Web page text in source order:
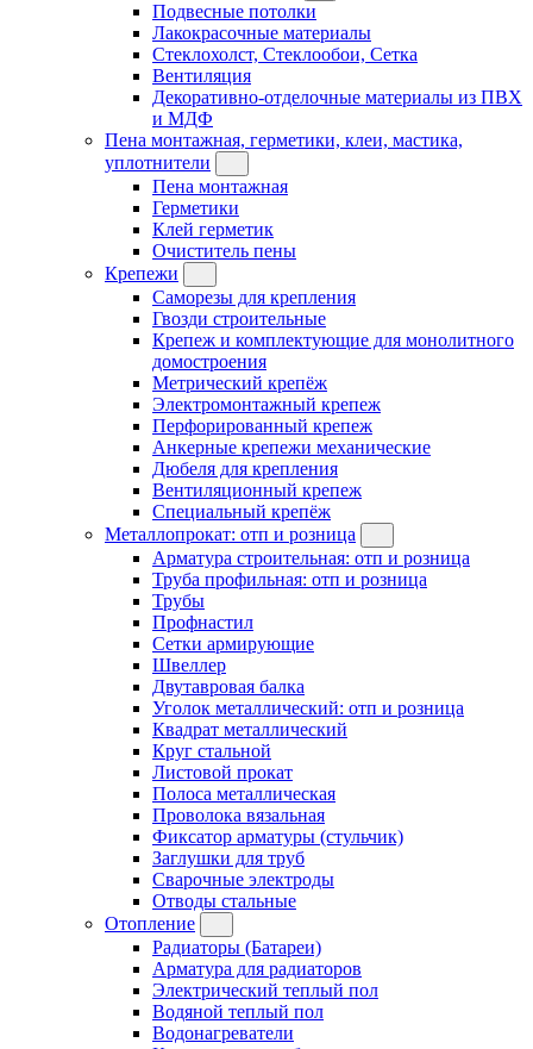
Подвесные потолки
Лакокрасочные материалы
Стеклохолст, Стеклообои, Сетка
Вентиляция
Декоративно-отделочные материалы из ПВХ
и МДФ
Пена монтажная, герметики, клеи, мастика,
уплотнители
Пена монтажная
Герметики
Клей герметик
Очиститель пены
Крепежи
Саморезы для крепления
Гвозди строительные
Крепеж и комплектующие для монолитного
домостроения
Метрический крепёж
Электромонтажный крепеж
Перфорированный крепеж
Анкерные крепежи механические
Дюбеля для крепления
Вентиляционный крепеж
Специальный крепёж
Металлопрокат: отп и розница
Арматура строительная: отп и розница
Труба профильная: отп и розница
Трубы
Профнастил
Сетки армирующие
Швеллер
Двутавровая балка
Уголок металлический: отп и розница
Квадрат металлический
Круг стальной
Листовой прокат
Полоса металлическая
Проволока вязальная
Фиксатор арматуры (стульчик)
Заглушки для труб
Сварочные электроды
Отводы стальные
Отопление
Радиаторы (Батареи)
Арматура для радиаторов
Электрический теплый пол
Водяной теплый пол
Водонагреватели